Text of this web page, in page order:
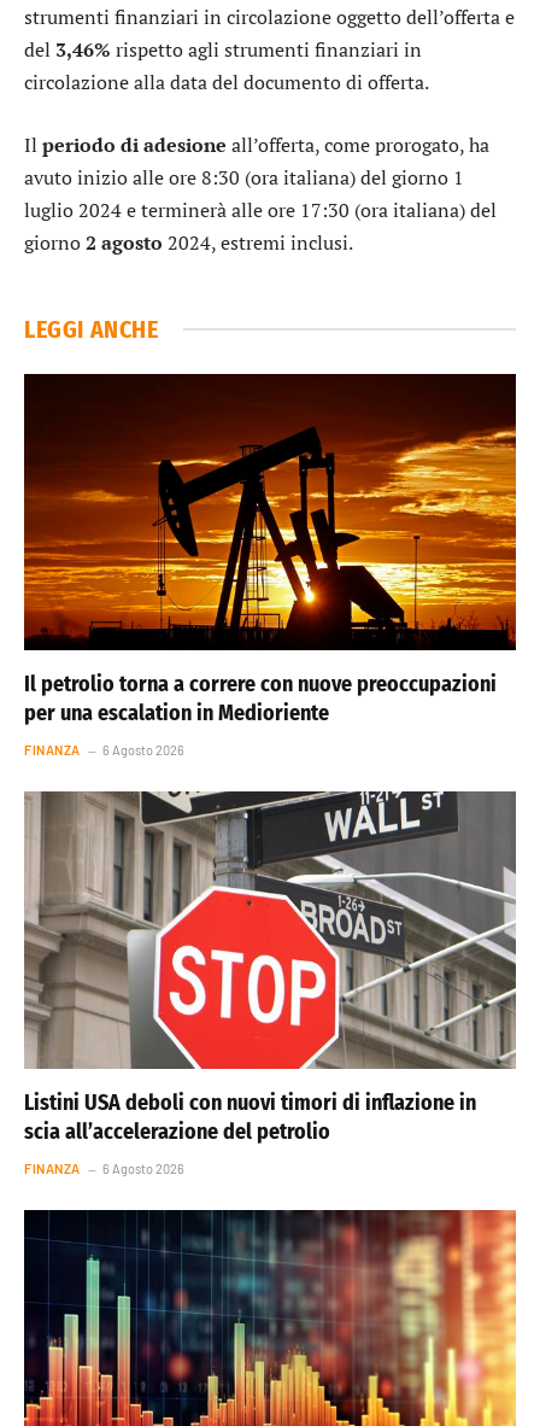
strumenti finanziari in circolazione oggetto dell’offerta e
del 3,46% rispetto agli strumenti finanziari in
circolazione alla data del documento di offerta.
Il periodo di adesione all’offerta, come prorogato, ha
avuto inizio alle ore 8:30 (ora italiana) del giorno 1
luglio 2024 e terminerà alle ore 17:30 (ora italiana) del
giorno2 agosto 2024, estremi inclusi.
LEGGI ANCHE
Il petrolio torna a correre con nuove preoccupazioni
per una escalation in Medioriente
FINANZA 6 Agosto 2026
Listini USA deboli con nuovi timori di inflazione in
scia all’accelerazione del petrolio
FINANZA 6 Agosto 2026